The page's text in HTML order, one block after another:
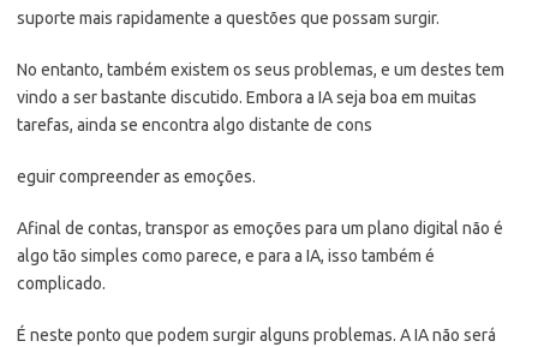
suporte mais rapidamente a questões que possam surgir.
No entanto, também existem os seus problemas, e um destes tem
vindo a ser bastante discutido. Embora a IA seja boa em muitas
tarefas, ainda se encontra algo distante de cons
eguir compreender as emoções.
Afinal de contas, transpor as emoções para um plano digital não é
algo tão simples como parece, e para a IA, isso também é
complicado.
É neste ponto que podem surgir alguns problemas. A IA não será